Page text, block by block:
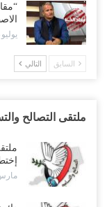
يوليو 26, 2026
السابق التالي
ملتقى التصالح
مارس 30,